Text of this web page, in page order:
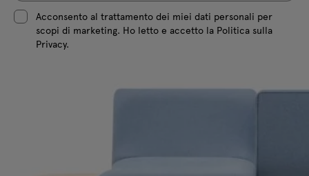
Acconsento al trattamento dei miei dati personali per
scopi di marketing. Ho letto e accetto la Politica sulla
Privacy.